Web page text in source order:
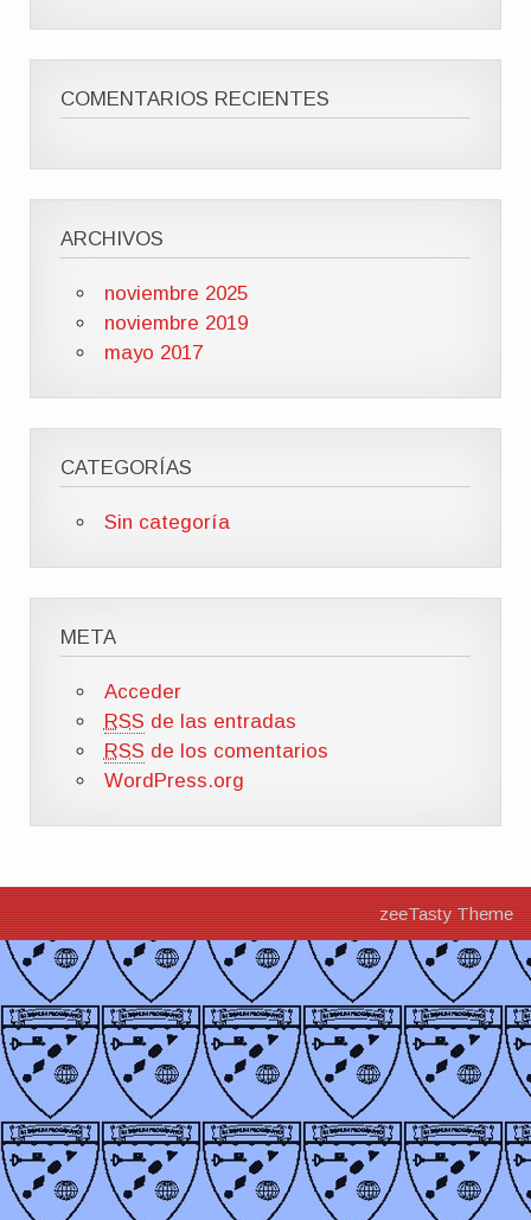
COMENTARIOS RECIENTES
ARCHIVOS
noviembre 2025
noviembre 2019
mayo 2017
CATEGORÍAS
Sin categoría
META
Acceder
RSS de las entradas
RSS de los comentarios
WordPress.org
zeeTasty Theme